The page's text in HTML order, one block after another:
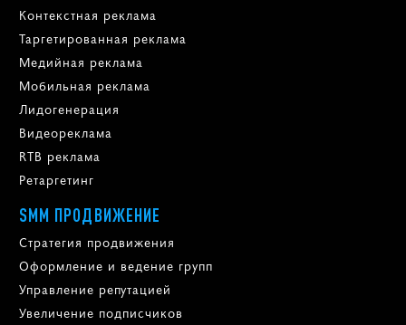
Контекстная реклама
Таргетированная реклама
Медийная реклама
Мобильная реклама
Лидогенерация
Видеореклама
RTB реклама
Ретаргетинг
SMM ПРОДВИЖЕНИЕ
Стратегия продвижения
Оформление и ведение групп
Управление репутацией
Увеличение подписчиков